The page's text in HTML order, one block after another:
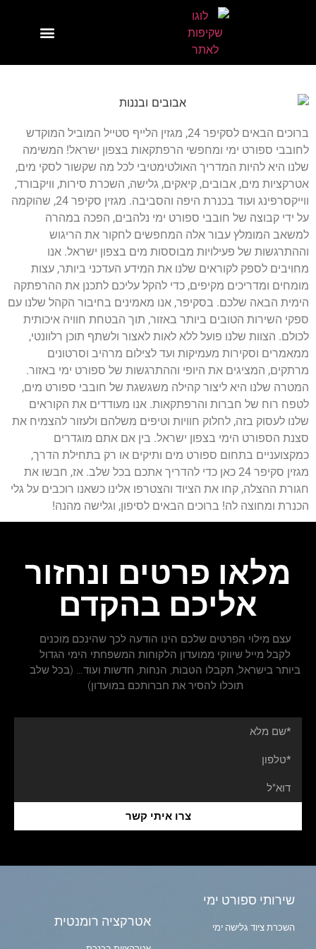
ברוכים הבאים לסקיפר 24, מגזין הלייף סטייל המוביל המוקדש
לחובבי ספורט ימי ומחפשי הרפתקאות בצפון ישראל! המשימה
שלנו היא להיות המדריך האולטימטיבי לכל מה שקשור לסקי מים,
אטרקציות מים, אבובים, קיאקים, גלישה, השכרת סירות, וויקבורד,
ווייקסרפינג ועוד בכנרת היפה והסביבה. מגזין סקיפר 24, שהוקמה
על ידי קבוצה של חובבי ספורט ימי נלהבים, הפכה במהרה
למשאב המומלץ עבור אלה המחפשים לחקור את הריגוש
וההתרגשות של פעילויות מבוססות מים בצפון ישראל. אנו
מחויבים לספק לקוראים שלנו את המידע העדכני ביותר, עצות
מומחים ומדריכים מקיפים, כדי להקל עליכם לתכנן את ההרפתקה
הימית הבאה שלכם. בסקיפר, אנו מאמינים בחיבור הקהל שלנו עם
ספקי השירות הטובים ביותר באזור, תוך הבטחת חוויה איכותית
לכולם. הצוות שלנו פועל ללא לאות לאצור ולשתף תוכן רלוונטי,
ממאמרים וסקירות מעמיקות ועד לצילום מרהיב וסרטונים
מרתקים, המציגים את היופי וההתרגשות של ספורט ימי באזור.
המטרה שלנו היא ליצור קהילה משגשגת של חובבי ספורט מים,
לטפח רוח של חברות והרפתקאות. אנו מעודדים את הקוראים
שלנו לעסוק בזה, לחלוק חוויות וטיפים משלהם ולעזור להצמיח את
סצנת הספורט הימי בצפון ישראל. בין אם אתם מוגדרים
כמקצועניים בתחום ספורט מים ותיקים או רק בתחילת הדרך,
מגזין סקיפר 24 כאן כדי להדריך אתכם בכל שלב. אז, חבשו את
חגורת ההצלה, קחו את הציוד והצטרפו אלינו כשאנו רוכבים על גלי
הכנרת ומחוצה לה! ברוכים הבאים לסיפון, וגלישה מהנה!
מלאו פרטים ונחזור
אליכם בהקדם
עצם מילוי הפרטים שלכם הינו הודעה לכך שהינכם מוכנים
לקבל מייל שיווקי ממועדון הלקוחות המשפחתי הימי הגדול
ביותר בישראל, תקבלו הטבות, הנחות, חדשות ועוד… (בכל שלב
תוכלו להסיר את חברותכם במועדון)
צרו איתי קשר
שירותי ספורט ימי
השכרת ציוד גלישה ימי אטרקציה רומנטית